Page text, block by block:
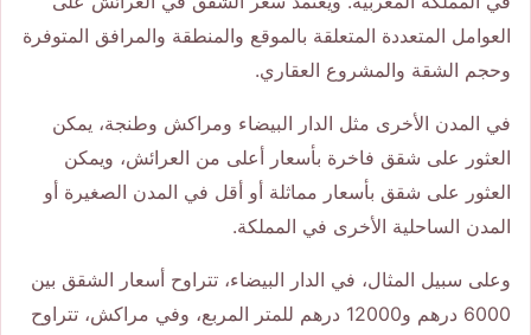
العوامل المتعددة المتعلقة بالموقع والمنطقة والمرافق المتوفرة
وحجم الشقة والمشروع العقاري.
في المدن الأخرى مثل الدار البيضاء ومراكش وطنجة، يمكن
العثور على شقق فاخرة بأسعار أعلى من العرائش، ويمكن
العثور على شقق بأسعار مماثلة أو أقل في المدن الصغيرة أو
المدن الساحلية الأخرى في المملكة.
وعلى سبيل المثال، في الدار البيضاء، تتراوح أسعار الشقق بين
6000 درهم و12000 درهم للمتر المربع، وفي مراكش، تتراوح